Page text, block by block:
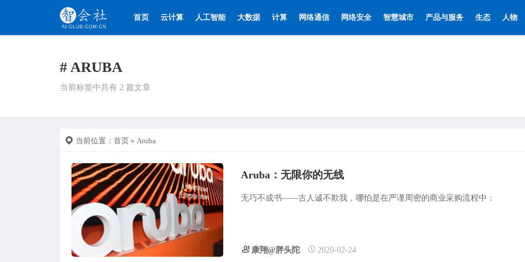
首页 云计算 人工智能 大数据 计算 网络通信 网络安全 智慧城市 产品与服务 生态 人物
# ARUBA
当前标签中共有 2 篇文章
当前位置： 首页 » Aruba
Aruba：无限你的无线
无巧不成书——古人诚不欺我，哪怕是在严谨周密的商业采购流程中：
康翔@胖头陀 2020-02-24